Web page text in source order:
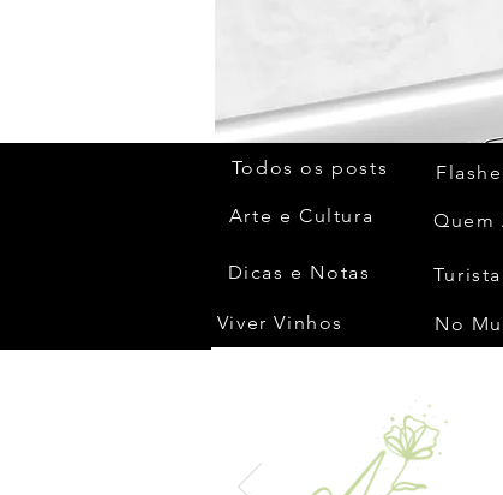
Todos os posts
Arte e Cultura
Dicas e Notas
Viver Vinhos